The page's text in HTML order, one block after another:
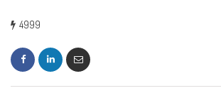
4999